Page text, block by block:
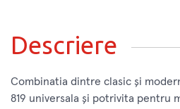
Descriere
Combinatia dintre clasic și
819 universala și potrivita pentru